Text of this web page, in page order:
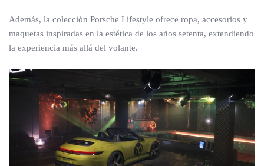
Además, la colección Porsche Lifestyle ofrece ropa, accesorios y
maquetas inspiradas en la estética de los años setenta, extendiendo
la experiencia más allá del volante.